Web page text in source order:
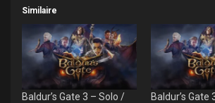
Similaire
Baldur’s Gate 3 – Solo /
Baldur’s Gate